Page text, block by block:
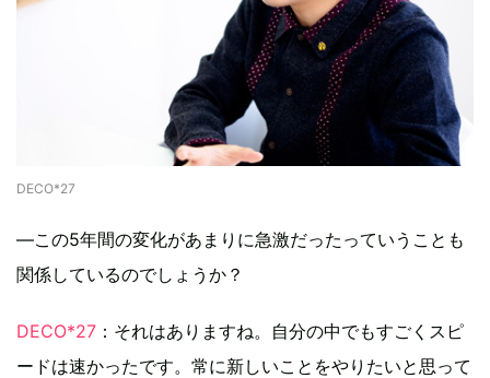
DECO*27
―この5年間の変化があまりに急激だったっていうことも
関係しているのでしょうか？
DECO*27 ：それはありますね。自分の中でもすごくスピ
ードは速かったです。常に新しいことをやりたいと思って